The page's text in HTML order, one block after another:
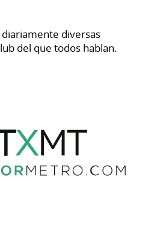
diariamente diversas
del que todos hablan.